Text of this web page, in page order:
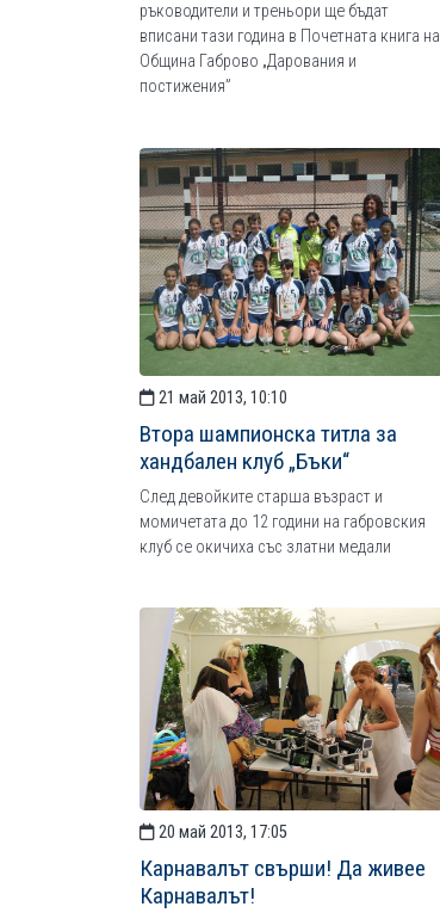
ръководители и треньори ще бъдат
вписани тази година в Почетната книга на
Община Габрово „Дарования и
постижения”
21 май 2013, 10:10
Втора шампионска титла за
хандбален клуб „Бъки“
След девойките старша възраст и
момичетата до 12 години на габровския
клуб се окичиха със златни медали
20 май 2013, 17:05
Карнавалът свърши! Да живее
Карнавалът!